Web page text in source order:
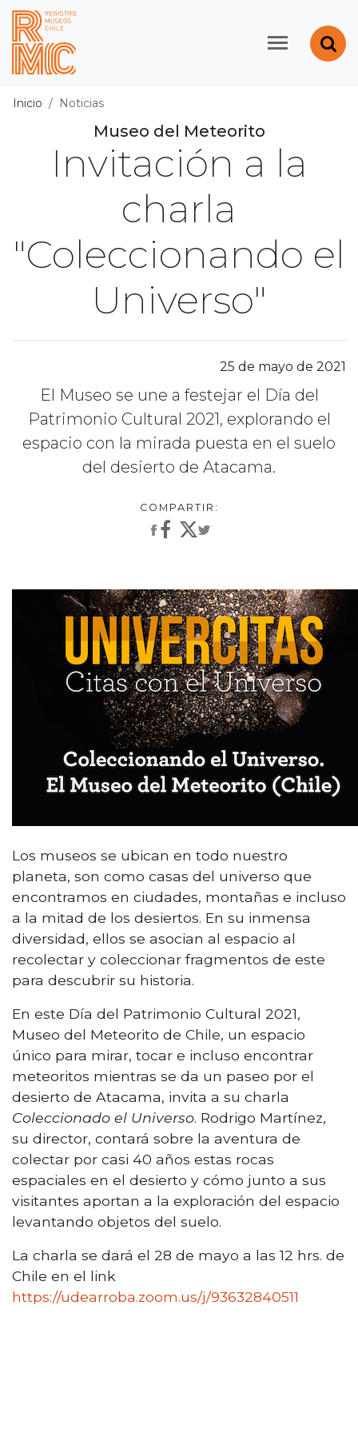
Contenido principal
Registro de Museos
Inicio Noticias
Museo del Meteorito
Invitación a la
charla
"Coleccionando el
Universo"
25 de mayo de 2021
El Museo se une a festejar el Día del
Patrimonio Cultural 2021, explorando el
espacio con la mirada puesta en el suelo
del desierto de Atacama.
Los museos se ubican en todo nuestro
planeta, son como casas del universo que
encontramos en ciudades, montañas e incluso
a la mitad de los desiertos. En su inmensa
diversidad, ellos se asocian al espacio al
recolectar y coleccionar fragmentos de este
para descubrir su historia.
En este Día del Patrimonio Cultural 2021,
Museo del Meteorito de Chile, un espacio
único para mirar, tocar e incluso encontrar
meteoritos mientras se da un paseo por el
desierto de Atacama, invita a su charla
Coleccionado el Universo. Rodrigo Martínez,
su director, contará sobre la aventura de
colectar por casi 40 años estas rocas
espaciales en el desierto y cómo junto a sus
visitantes aportan a la exploración del espacio
levantando objetos del suelo.
La charla se dará el 28 de mayo a las 12 hrs. de
Chile en el link
https://udearroba.zoom.us/j/93632840511